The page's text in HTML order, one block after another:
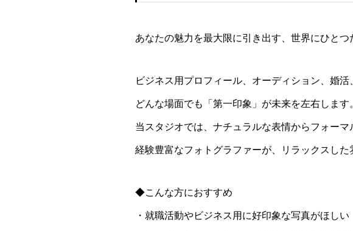
あなたの魅力を最大限に引き出す、世界にひとつ
ビジネス用プロフィール、オーディション、婚
どんな場面でも「第一印象」が未来を左右します
当スタジオでは、ナチュラルな表情からフォー
経験豊富なフォトグラファーが、リラックスし
◆こんな方におすすめ
・就職活動やビジネス用に好印象な写真がほしい